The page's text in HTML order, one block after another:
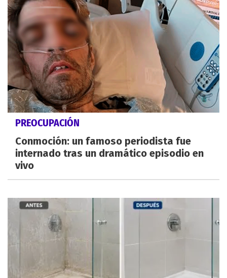
PREOCUPACIÓN
Conmoción: un famoso periodista fue
internado tras un dramático episodio en
vivo